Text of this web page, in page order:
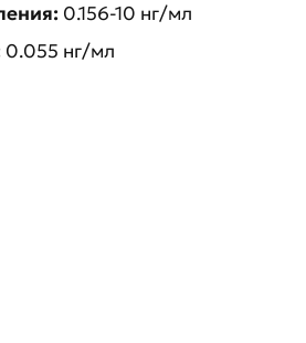
0.156-10 нг/мл
0.055 нг/мл